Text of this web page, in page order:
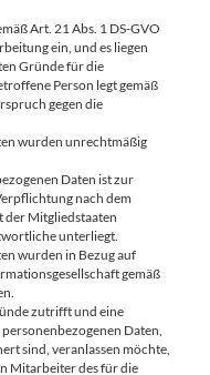
Art. 21 Abs. 1 DS-GVO
ein, und es liegen
Gründe für die
Person legt gemäß
gegen die
wurden unrechtmäßig
Daten ist zur
nach dem
der Mitgliedstaaten
unterliegt.
wurden in Bezug auf
gemäß
zutrifft und eine
Daten,
sind, veranlassen möchte,
Mitarbeiter des für die